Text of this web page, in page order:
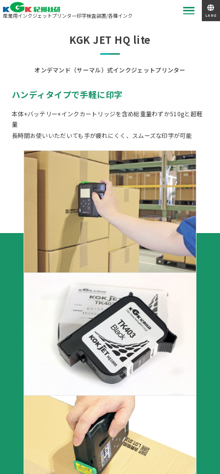
産業用インクジェットプリンター印字検査装置/各種インク LANG
KGK JET HQ lite
オンデマンド（サーマル）式インクジェットプリンター
ハンディタイプで手軽に印字
本体+バッテリー+インクカートリッジを含め総重量わずか510gと超軽
量
長時間お使いいただいても手が疲れにくく、スムーズな印字が可能